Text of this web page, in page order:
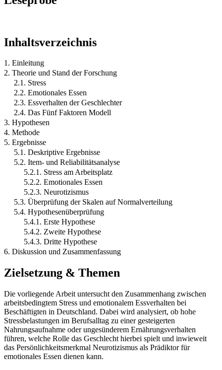
Inhaltsverzeichnis
1. Einleitung
2. Theorie und Stand der Forschung
2.1. Stress
2.2. Emotionales Essen
2.3. Essverhalten der Geschlechter
2.4. Das Fünf Faktoren Modell
3. Hypothesen
4. Methode
5. Ergebnisse
5.1. Deskriptive Ergebnisse
5.2. Item- und Reliabilitätsanalyse
5.2.1. Stress am Arbeitsplatz
5.2.2. Emotionales Essen
5.2.3. Neurotizismus
5.3. Überprüfung der Skalen auf Normalverteilung
5.4. Hypothesenüberprüfung
5.4.1. Erste Hypothese
5.4.2. Zweite Hypothese
5.4.3. Dritte Hypothese
6. Diskussion und Zusammenfassung
Zielsetzung & Themen
Die vorliegende Arbeit untersucht den Zusammenhang zwischen
arbeitsbedingtem Stress und emotionalem Essverhalten bei
Beschäftigten in Deutschland. Dabei wird analysiert, ob hohe
Stressbelastungen im Berufsalltag zu einer gesteigerten
Nahrungsaufnahme oder ungesünderem Ernährungsverhalten
führen, welche Rolle das Geschlecht hierbei spielt und inwieweit
das Persönlichkeitsmerkmal Neurotizismus als Prädiktor für
emotionales Essen dienen kann.